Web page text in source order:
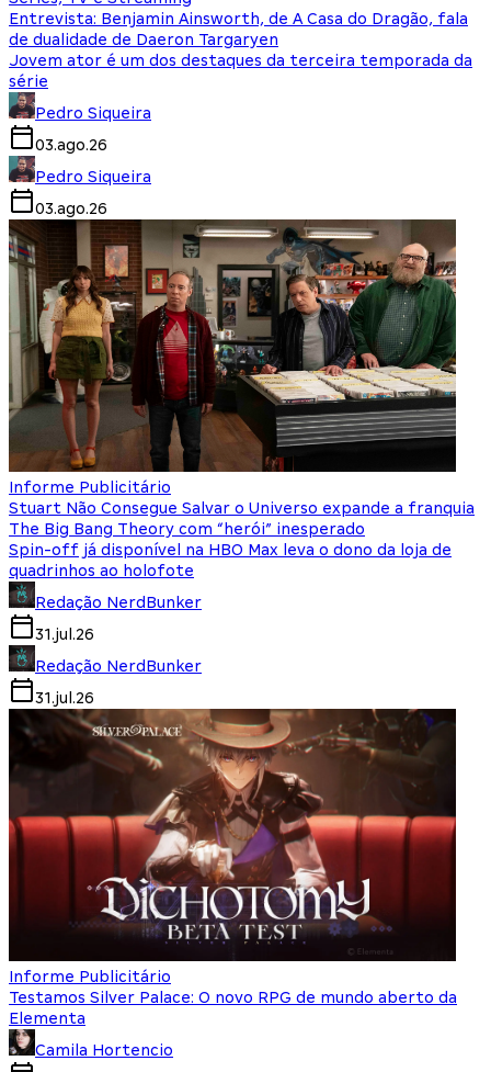
Entrevista: Benjamin Ainsworth, de A Casa do Dragão, fala
de dualidade de Daeron Targaryen
Jovem ator é um dos destaques da terceira temporada da
série
Pedro Siqueira
03.ago.26
Pedro Siqueira
03.ago.26
Informe Publicitário
Stuart Não Consegue Salvar o Universo expande a franquia
The Big Bang Theory com “herói” inesperado
Spin-off já disponível na HBO Max leva o dono da loja de
quadrinhos ao holofote
Redação NerdBunker
31.jul.26
Redação NerdBunker
31.jul.26
Informe Publicitário
Testamos Silver Palace: O novo RPG de mundo aberto da
Elementa
Camila Hortencio